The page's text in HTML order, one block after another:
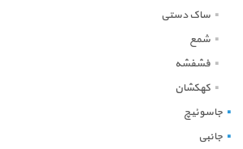
ساک دستی
شمع
فشفشه
کهکشان
جاسوئیچ
جانبی